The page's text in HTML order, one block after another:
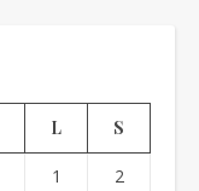
L S
1 2